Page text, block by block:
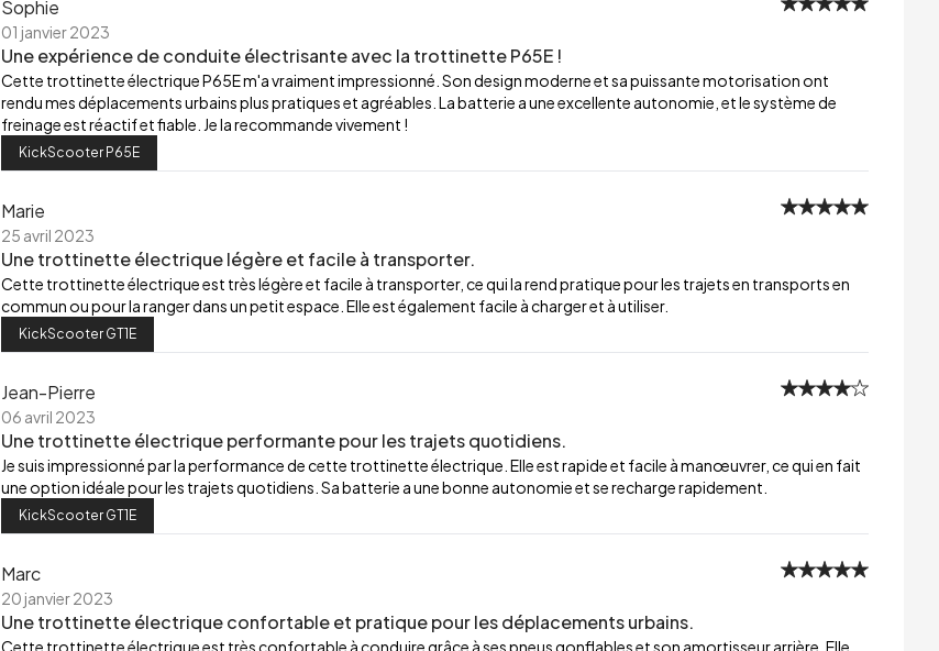
Sophie
01 janvier 2023
Une expérience de conduite électrisante avec la trottinette P65E !
Cette trottinette électrique P65E m'a vraiment impressionné. Son design moderne et sa puissante motorisation ont
rendu mes déplacements urbains plus pratiques et agréables. La batterie a une excellente autonomie, et le système de
freinage est réactif et fiable. Je la recommande vivement !
KickScooter P65E
Marie
25 avril 2023
Une trottinette électrique légère et facile à transporter.
Cette trottinette électrique est très légère et facile à transporter, ce qui la rend pratique pour les trajets en transports en
commun ou pour la ranger dans un petit espace. Elle est également facile à charger et à utiliser.
KickScooter GT1E
Jean-Pierre
06 avril 2023
Une trottinette électrique performante pour les trajets quotidiens.
Je suis impressionné par la performance de cette trottinette électrique. Elle est rapide et facile à manœuvrer, ce qui en fait
une option idéale pour les trajets quotidiens. Sa batterie a une bonne autonomie et se recharge rapidement.
KickScooter GT1E
Marc
20 janvier 2023
Une trottinette électrique confortable et pratique pour les déplacements urbains.
Cette trottinette électrique est très confortable à conduire grâce à ses pneus gonflables et son amortisseur arrière. Elle